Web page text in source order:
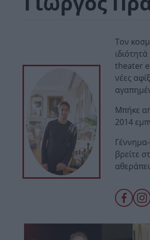
Τον
theater
νέες
Μπήκε
2014
βρείτε